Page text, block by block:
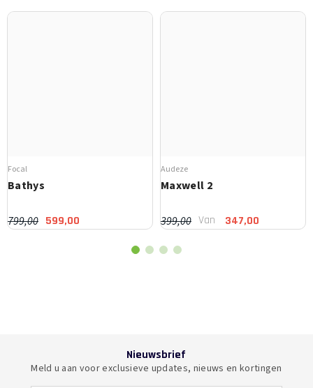
Focal
Bathys
799,00 599,00
Audeze
Maxwell 2
399,00 Van 347,00
Nieuwsbrief
Meld u aan voor exclusieve updates, nieuws en kortingen